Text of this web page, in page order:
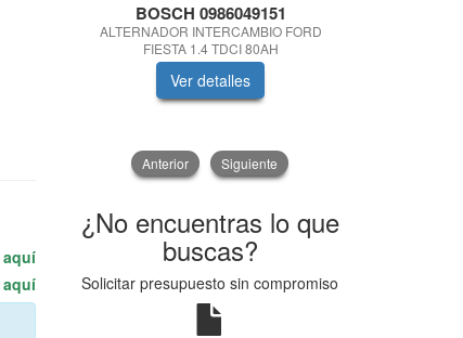
aquí
aquí
BOSCH 0986049151
ALTERNADOR INTERCAMBIO FORD
FIESTA 1.4 TDCI 80AH
Ver detalles
Anterior Siguiente
¿No encuentras lo que
buscas?
Solicitar presupuesto sin compromiso